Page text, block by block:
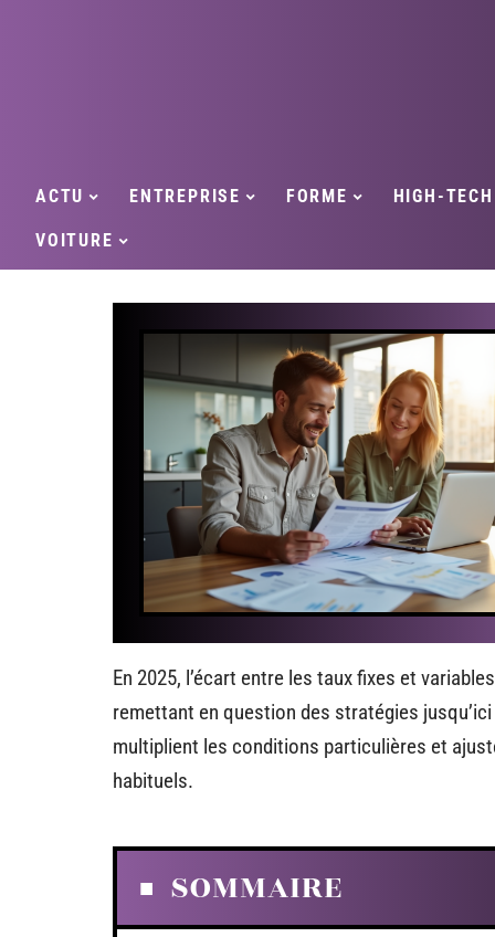
ACTU ENTREPRISE FORME HIGH-TECH
VOITURE
En 2025, l’écart entre les taux fixes et
remettant en question des stratégies
multiplient les conditions particulières et
habituels.
SOMMAIRE